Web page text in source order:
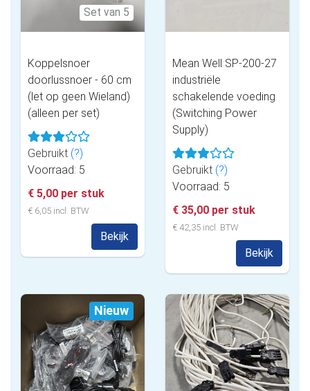
Set van 5
Koppelsnoer
doorlussnoer - 60 cm
(let op geen Wieland)
(alleen per set)
Gebruikt (?)
Voorraad: 5
€ 5,00 per stuk
€ 6,05 incl. BTW
Bekijk
Mean Well SP-200-27
industriële
schakelende voeding
(Switching Power
Supply)
Gebruikt (?)
Voorraad: 5
€ 35,00 per stuk
€ 42,35 incl. BTW
Bekijk
Nieuw